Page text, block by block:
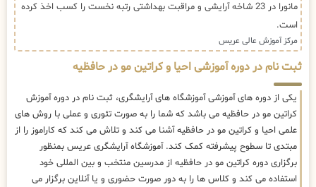
مانورا در 23 شاخه آرایشی و مراقبت بهداشتی رتبه نخست را کسب اخذ کرده
است.
مرکز آموزش عالی عریس
ثبت نام در دوره آموزشی احیا و کراتین مو در حافظیه
یکی از دوره های آموزشی آموزشگاه های آرایشگری، ثبت نام در دوره آموزش
کراتین مو در حافظیه می باشد که شما را به صورت تئوری و عملی با روش های
علمی احیا و کراتین مو در حافظیه آشنا می کند و تلاش می کند که کاراموز را از
مبتدی تا سطوح پیشرفته کمک کند. آموزشگاه آرایشگری عریس بمنظور
برگزاری دوره کراتین مو در حافظیه از مدرسین منتخب و بین المللی خود
استفاده می کند و کلاس ها را به دور صورت حضوری و یا آنلاین برگزار می